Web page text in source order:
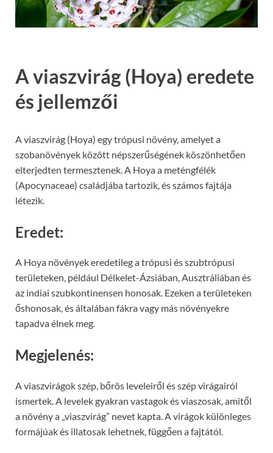
A viaszvirág (Hoya) eredete
és jellemzői
A viaszvirág (Hoya) egy trópusi növény, amelyet a
szobanövények között népszerűségének köszönhetően
elterjedten termesztenek. A Hoya a meténgfélék
(Apocynaceae) családjába tartozik, és számos fajtája
létezik.
Eredet:
A Hoya növények eredetileg a trópusi és szubtrópusi
területeken, például Délkelet-Ázsiában, Ausztráliában és
az indiai szubkontinensen honosak. Ezeken a területeken
őshonosak, és általában fákra vagy más növényekre
tapadva élnek meg.
Megjelenés:
A viaszvirágok szép, bőrös leveleiről és szép virágairól
ismertek. A levelek gyakran vastagok és viaszosak, amitől
a növény a „viaszvirág” nevet kapta. A virágok különleges
formájúak és illatosak lehetnek, függően a fajtától.